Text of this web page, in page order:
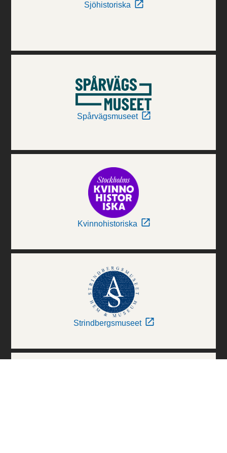
Sjöhistoriska
Spårvägsmuseet
Kvinnohistoriska
Strindbergsmuseet